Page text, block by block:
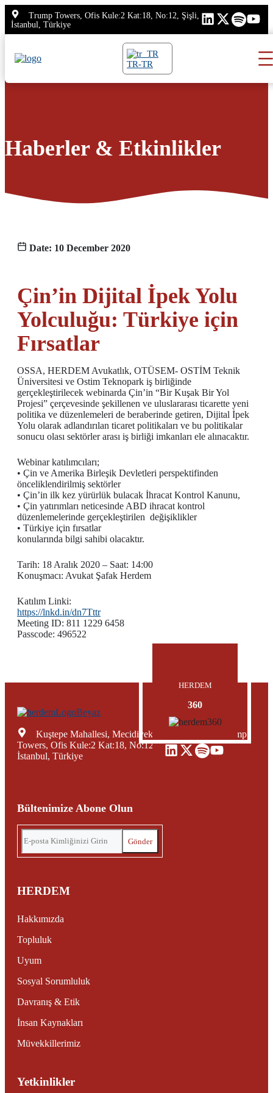
İçeriğe
atla
Trump Towers, Ofis Kule:2 Kat:18, No:12, Şişli,
İstanbul, Türkiye
TR-TR
Haberler & Etkinlikler
Date: 10 December 2020
Çin’in Dijital İpek Yolu
Yolculuğu: Türkiye için
Fırsatlar
OSSA, HERDEM Avukatlık, OTÜSEM- OSTİM Teknik
Üniversitesi ve Ostim Teknopark iş birliğinde
gerçekleştirilecek webinarda Çin’in “Bir Kuşak Bir Yol
Projesi” çerçevesinde şekillenen ve uluslararası ticarette yeni
politika ve düzenlemeleri de beraberinde getiren, Dijital İpek
Yolu olarak adlandırılan ticaret politikaları ve bu politikalar
sonucu olası sektörler arası iş birliği imkanları ele alınacaktır.
Webinar katılımcıları;
• Çin ve Amerika Birleşik Devletleri perspektifinden
önceliklendirilmiş sektörler
• Çin’in ilk kez yürürlük bulacak İhracat Kontrol Kanunu,
• Çin yatırımları neticesinde ABD ihracat kontrol
düzenlemelerinde gerçekleştirilen değişiklikler
• Türkiye için fırsatlar
konularında bilgi sahibi olacaktır.
Tarih: 18 Aralık 2020 – Saat: 14:00
Konuşmacı: Avukat Şafak Herdem
Katılım Linki:
https://lnkd.in/dn7Tttr
Meeting ID: 811 1229 6458
Passcode: 496522
Kuştepe Mahallesi, Mecidiyeköy Yolu Caddesi, Trump
Towers, Ofis Kule:2 Kat:18, No:12, Şişli Mecidiyeköy,
İstanbul, Türkiye
Bültenimize Abone Olun
HERDEM
Hakkımızda
Topluluk
Uyum
Sosyal Sorumluluk
Davranış & Etik
İnsan Kaynakları
Müvekkillerimiz
Yetkinlikler
HERDEM
360